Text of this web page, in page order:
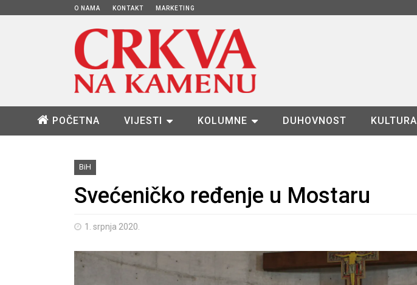
O NAMA KONTAKT MARKETING
POČETNA VIJESTI KOLUMNE DUHOVNOST KULTURA
BiH
Svećeničko ređenje u Mostaru
1. srpnja 2020.